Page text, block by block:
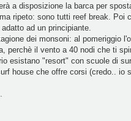
a disposizione la barca per
ripeto: sono tutti reef break. Poi
ad un principiante.
dei monsoni: al pomeriggio
perchè il vento a 40 nodi che ti
esistano "resort" con scuole di
house che offre corsi (credo.. io